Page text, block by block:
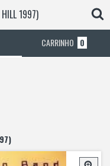
1997)
CARRINHO 0